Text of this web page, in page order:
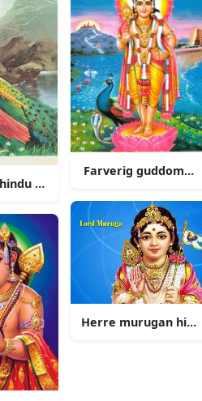
gud herre murugan
Farverig
Herre murugan